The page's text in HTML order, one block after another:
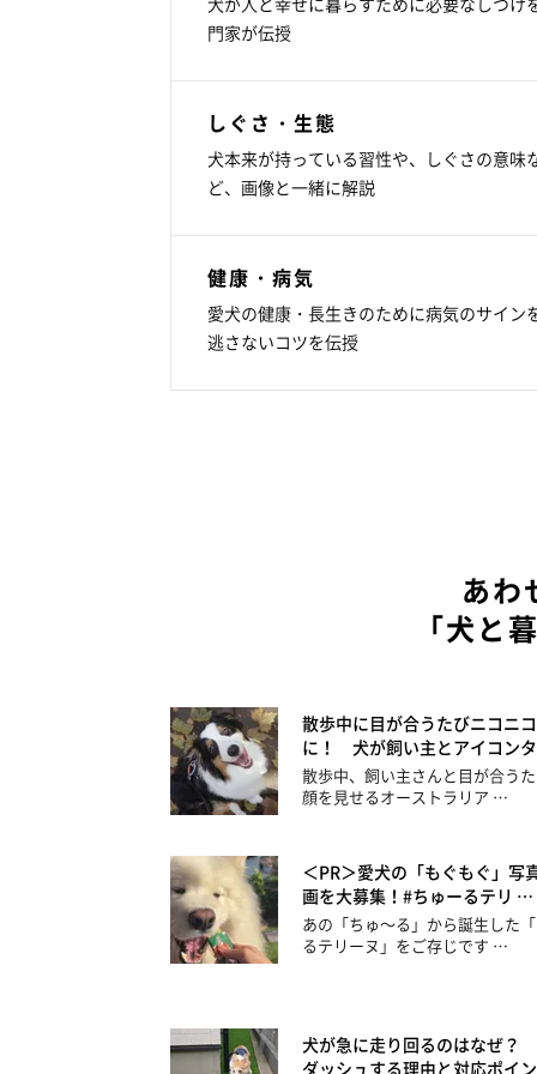
門家が伝授
しぐさ・生態
犬本来が持っている習性や、しぐさの意味
ど、画像と一緒に解説
健康・病気
愛犬の健康・長生きのために病気のサイン
逃さないコツを伝授
あわ
「犬と
散歩中に目が合うたびニコニ
に！ 犬が飼い主とアイコン
散歩中、飼い主さんと目が合う
顔を見せるオーストラリア …
＜PR＞愛犬の「もぐもぐ」写
画を大募集！#ちゅーるテリ …
あの「ちゅ～る」から誕生した
るテリーヌ」をご存じです …
犬が急に走り回るのはなぜ？
ダッシュする理由と対応ポイ